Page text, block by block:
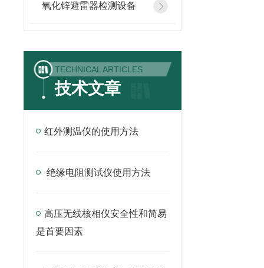
氧化锌避雷器检测设备
TECHNICAL ARTICLES
技术文章
红外测温仪的使用方法
绝缘电阻测试仪使用方法
高压无线核相仪安全性和简易
是首要因素